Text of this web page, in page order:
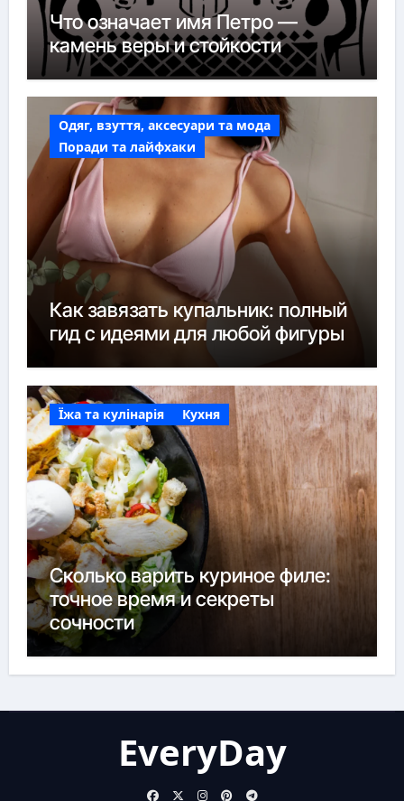
Что означает имя Петро —
камень веры и стойкости
Одяг, взуття, аксесуари та мода
Поради та лайфхаки
Как завязать купальник: полный
гид с идеями для любой фигуры
Їжа та кулінарія Кухня
Сколько варить куриное филе:
точное время и секреты
сочности
EveryDay